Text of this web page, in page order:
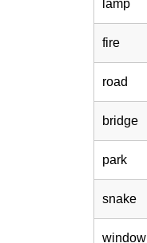
lamp
fire
road
bridge
park
snake
window